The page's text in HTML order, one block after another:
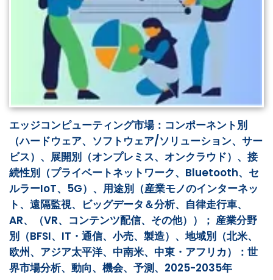
エッジコンピューティング市場：コンポーネント別
（ハードウェア、ソフトウェア/ソリューション、サー
ビス）、展開別（オンプレミス、オンクラウド）、接
続性別（プライベートネットワーク、Bluetooth、セ
ルラーIoT、5G）、用途別（産業モノのインターネッ
ト、遠隔監視、ビッグデータ＆分析、自律走行車、
AR、（VR、コンテンツ配信、その他））； 産業分野
別（BFSI、IT・通信、小売、製造）、地域別（北米、
欧州、アジア太平洋、中南米、中東・アフリカ）：世
界市場分析、動向、機会、予測、2025-2035年